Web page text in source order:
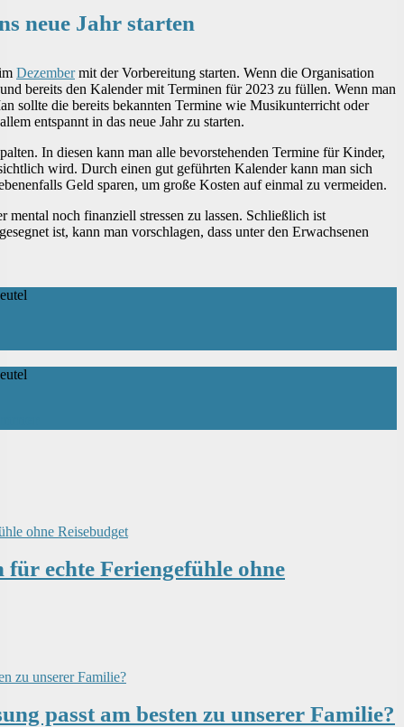
neue Jahr starten
Dezembermit der Vorbereitung starten. Wenn die Organisation
bereits den Kalender mit Terminen für 2023 zu füllen. Wenn man
sollte die bereits bekannten Termine wie Musikunterricht oder
entspannt in das neue Jahr zu starten.
In diesen kann man alle bevorstehenden Termine für Kinder,
wird. Durch einen gut geführten Kalender kann man sich
Geld sparen, um große Kosten auf einmal zu vermeiden.
mental noch finanziell stressen zu lassen. Schließlich ist
ist, kann man vorschlagen, dass unter den Erwachsenen
echte Feriengefühle ohne
passt am besten zu unserer Familie?